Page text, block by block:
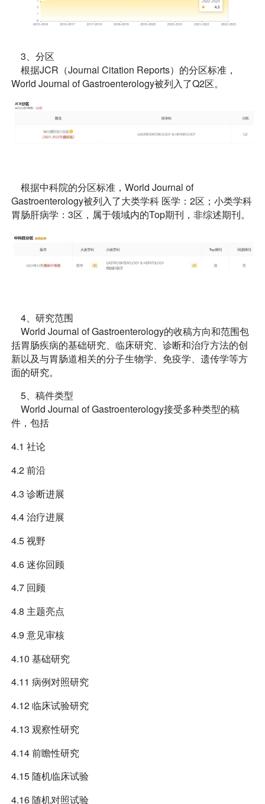
3、分区
根据JCR（Journal Citation Reports）的分区标准，
World Journal of Gastroenterology被列入了Q2区。
根据中科院的分区标准，World Journal of
Gastroenterology被列入了大类学科 医学：2区；小类学科
胃肠肝病学：3区，属于领域内的Top期刊，非综述期刊。
4、研究范围
World Journal of Gastroenterology的收稿方向和范围包
括胃肠疾病的基础研究、临床研究、诊断和治疗方法的创
新以及与胃肠道相关的分子生物学、免疫学、遗传学等方
面的研究。
5、稿件类型
World Journal of Gastroenterology接受多种类型的稿
件，包括
4.1 社论
4.2 前沿
4.3 诊断进展
4.4 治疗进展
4.5 视野
4.6 迷你回顾
4.7 回顾
4.8 主题亮点
4.9 意见审核
4.10 基础研究
4.11 病例对照研究
4.12 临床试验研究
4.13 观察性研究
4.14 前瞻性研究
4.15 随机临床试验
4.16 随机对照试验